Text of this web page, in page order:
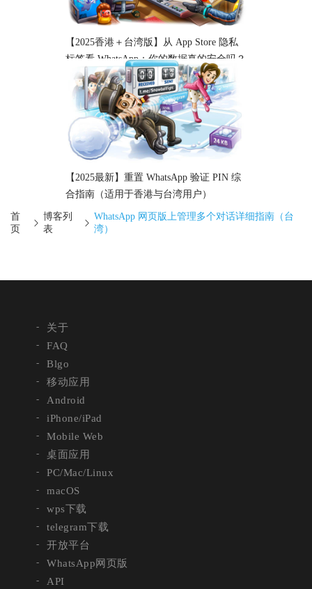
【2025香港＋台湾版】从 App Store 隐私
标签看 WhatsApp：你的数据真的安全吗？
【2025最新】重置 WhatsApp 验证 PIN 综
合指南（适用于香港与台湾用户）
首
页
博客列
表
WhatsApp 网页版上管理多个对话详细指南（台
湾）
关于
FAQ
Blgo
移动应用
Android
iPhone/iPad
Mobile Web
桌面应用
PC/Mac/Linux
macOS
wps下载
telegram下载
开放平台
WhatsApp网页版
API